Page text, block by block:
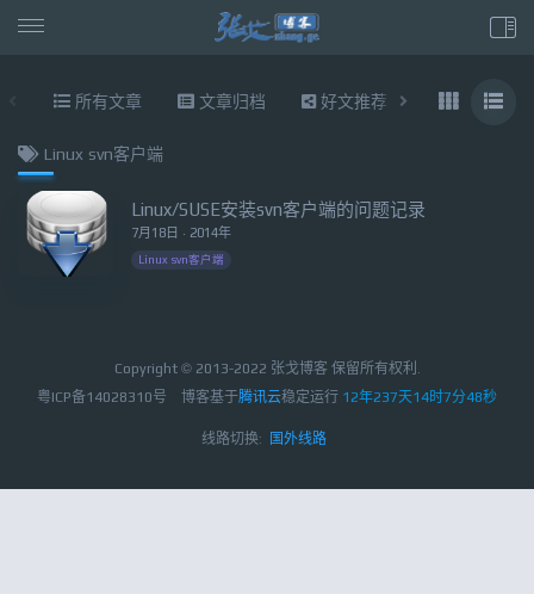
所有文章 文章归档 好文推荐 东拉西扯
Linux svn客户端
7月18日 · 2014年
Linux/SUSE安装svn客户端的问题记录
Linux svn客户端
Copyright © 2013-2022 张戈博客 保留所有权利.
粤ICP备14028310号
博客基于腾讯云稳定运行 12年237天14时7分48秒
线路切换: 国外线路